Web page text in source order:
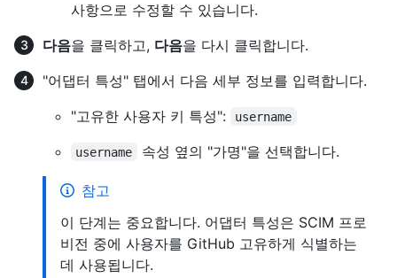
사항으로 수정할 수 있습니다.
다음을 클릭하고, 다음을 다시 클릭합니다.
"어댑터 특성" 탭에서 다음 세부 정보를 입력합니다.
"고유한 사용자 키 특성":
username
username 속성 옆의 "가명"을 선택합니다.
참고
이 단계는 중요합니다. 어댑터 특성은 SCIM 프로
비전 중에 사용자를 GitHub 고유하게 식별하는
데 사용됩니다.